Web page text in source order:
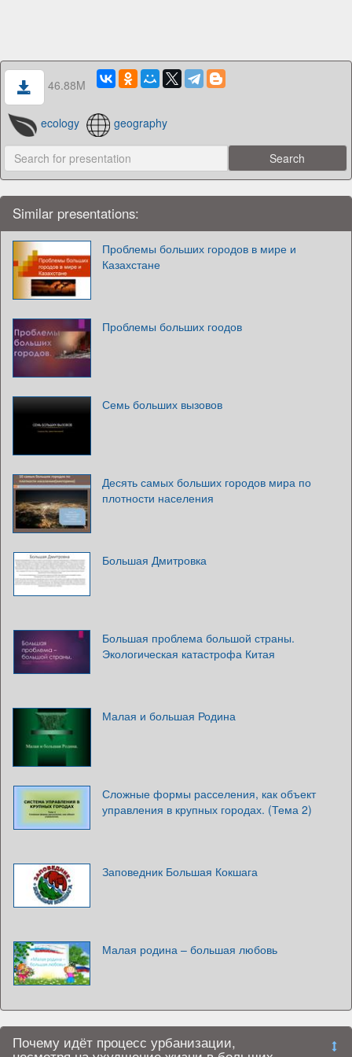
46.88M
ecology geography
Similar presentations:
Проблемы больших городов в мире и
Казахстане
Проблемы больших гоодов
Семь больших вызовов
Десять самых больших городов мира по
плотности населения
Большая Дмитровка
Большая проблема большой страны.
Экологическая катастрофа Китая
Малая и большая Родина
Сложные формы расселения, как объект
управления в крупных городах. (Тема 2)
Заповедник Большая Кокшага
Малая родина – большая любовь
Почему идёт процесс урбанизации,